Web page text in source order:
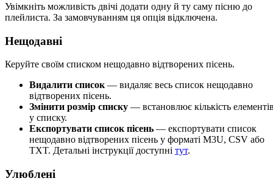
Увімкніть можливість двічі додати одну й ту саму пісню до
плейлиста. За замовчуванням ця опція відключена.
Нещодавні
Керуйте своїм списком нещодавно відтворених пісень.
Видалити список — видаляє весь список нещодавно
відтворених пісень.
Змінити розмір списку — встановлює кількість
у списку.
Експортувати список пісень — експортувати список
нещодавно відтворених пісень у форматі M3U, CSV або
TXT. Детальні інструкції доступні тут.
Улюблені